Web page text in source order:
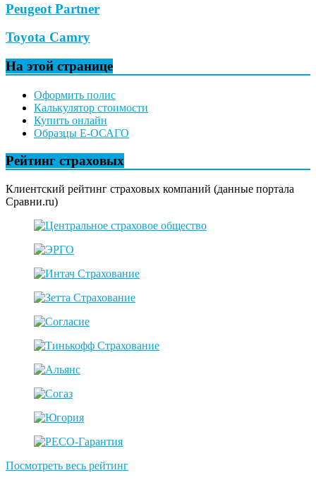
Peugeot Partner
Toyota Camry
На этой странице
Оформить полис
Калькулятор стоимости
Купить онлайн
Образцы Е-ОСАГО
Рейтинг страховых
Клиентский рейтинг страховых компаний (данные портала
Сравни.ru)
Посмотреть весь рейтинг